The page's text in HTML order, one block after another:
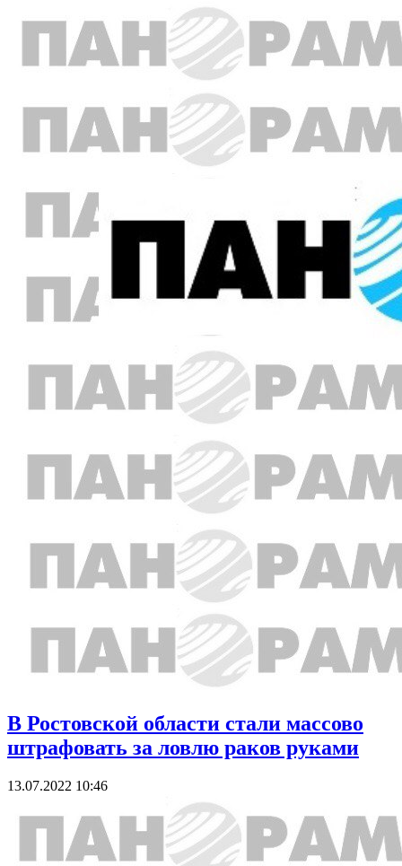
В Ростовской области стали массово
штрафовать за ловлю раков руками
13.07.2022 10:46